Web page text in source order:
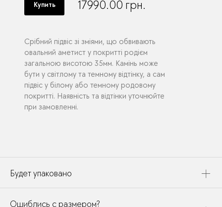
Купить 17990.00 грн.
Срібний підвіс зі зміями, що обвивають
овальний аметист у покритті родієм
загальною висотою 35мм. Камінь може
бути у світлому та темному відтінку, а сам
підвіс у білому або темному родовому
покритті. Наявність та відтінки уточнюйте
при замовленні.
Будет упаковано
Ошиблись с размером?